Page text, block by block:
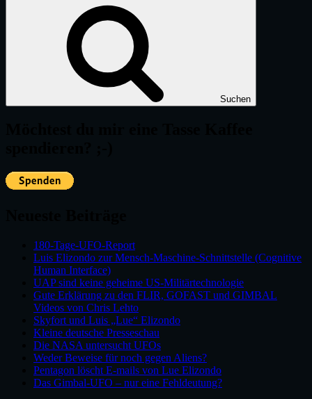
Suchen
180-Tage-UFO-Report
Luis Elizondo zur Mensch-Maschine-Schnittstelle (Cognitive
Human Interface)
UAP sind keine geheime US-Militärtechnologie
Gute Erklärung zu den FLIR, GOFAST und GIMBAL
Videos von Chris Lehto
Skyfort und Luis „Lue“ Elizondo
Kleine deutsche Presseschau
Die NASA untersucht UFOs
Weder Beweise für noch gegen Aliens?
Pentagon löscht E-mails von Lue Elizondo
Das Gimbal-UFO – nur eine Fehldeutung?